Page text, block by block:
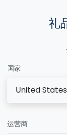
礼
国家
United States
运营商